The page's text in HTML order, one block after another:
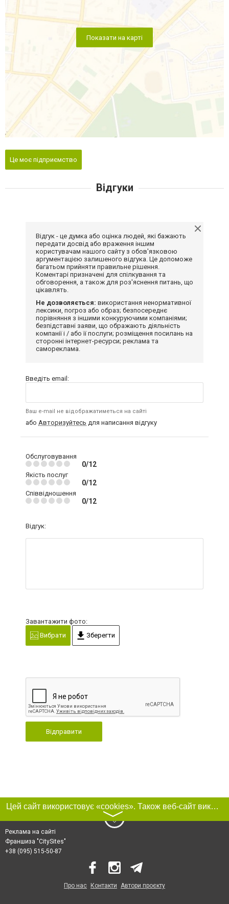
Показати на карті
Це моє підприємство
Відгуки
Відгук - це думка або оцінка людей, які бажають
передати досвід або враження іншим
користувачам нашого сайту з обов'язковою
аргументацією залишеного відгука. Це допоможе
багатьом прийняти правильне рішення.
Коментарі призначені для спілкування та
обговорення, а також для роз'яснення питань, що
цікавлять.
Не дозволяється: використання ненормативної
лексики, погроз або образ; безпосереднє
порівняння з іншими конкуруючими компаніями;
безпідставні заяви, що ображають діяльність
компанії і / або її послуги; розміщення посилань на
сторонні інтернет-ресурси; реклама та
самореклама.
Введіть email:
Ваш e-mail не відображатиметься на сайті
або Авторизуйтесь для написання відгуку
Обслуговування
0/12
Якість послуг
0/12
Співвідношення
0/12
Відгук:
Завантажити фото:
Вибрати
Зберегти
Відправити
Цей сайт використовує «cookies». Також веб-сайт використовує інтернет-сервіс для збору технічних даних стосовно відвідувачів з метою отримання маркетингової та статистичної інформації. Умови обробки даних відвідувачів сайту див.
〉
Реклама на сайті
Франшиза "CitySites"
+38 (095) 515-50-87
Про нас Контакти Автори проєкту